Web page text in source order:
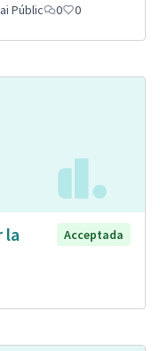
Públic 0 0
la
Acceptada